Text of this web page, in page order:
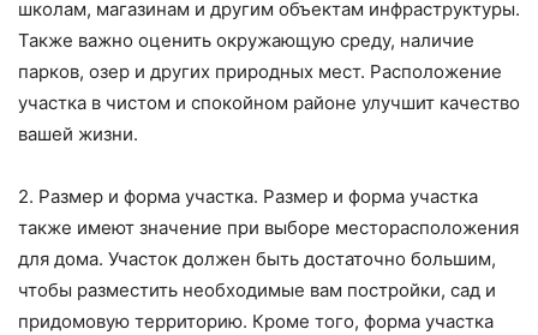
школам, магазинам и другим объектам инфраструктуры.
Также важно оценить окружающую среду, наличие
парков, озер и других природных мест. Расположение
участка в чистом и спокойном районе улучшит качество
вашей жизни.
2. Размер и форма участка. Размер и форма участка
также имеют значение при выборе месторасположения
для дома. Участок должен быть достаточно большим,
чтобы разместить необходимые вам постройки, сад и
придомовую территорию. Кроме того, форма участка